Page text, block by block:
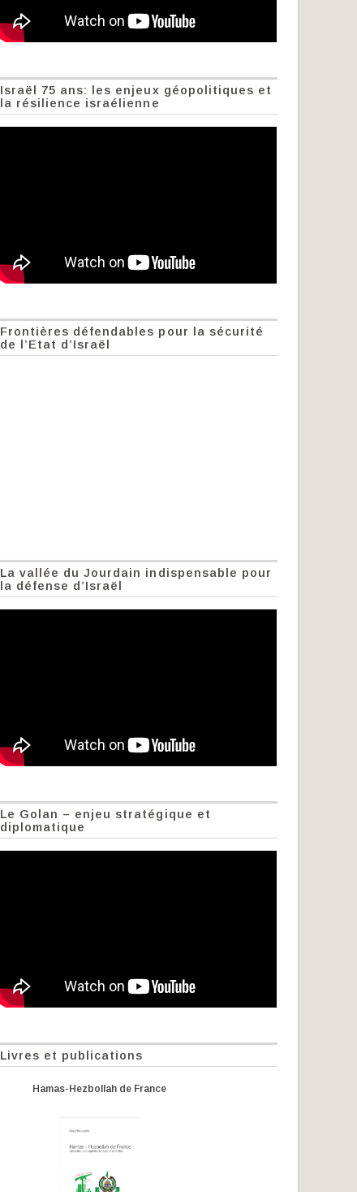
Israël 75 ans: les enjeux géopolitiques et
la résilience israélienne
Frontières défendables pour la sécurité
de l’Etat d’Israël
La vallée du Jourdain indispensable pour
la défense d’Israël
Le Golan – enjeu stratégique et
diplomatique
Livres et publications
Hamas-Hezbollah de France